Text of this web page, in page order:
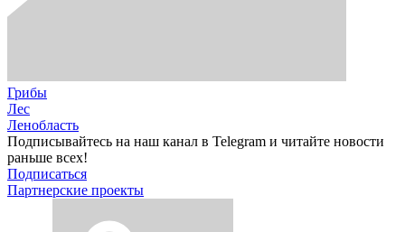
Грибы
Лес
Ленобласть
Подписывайтесь на наш канал в Telegram и читайте новости
раньше всех!
Подписаться
Партнерские проекты